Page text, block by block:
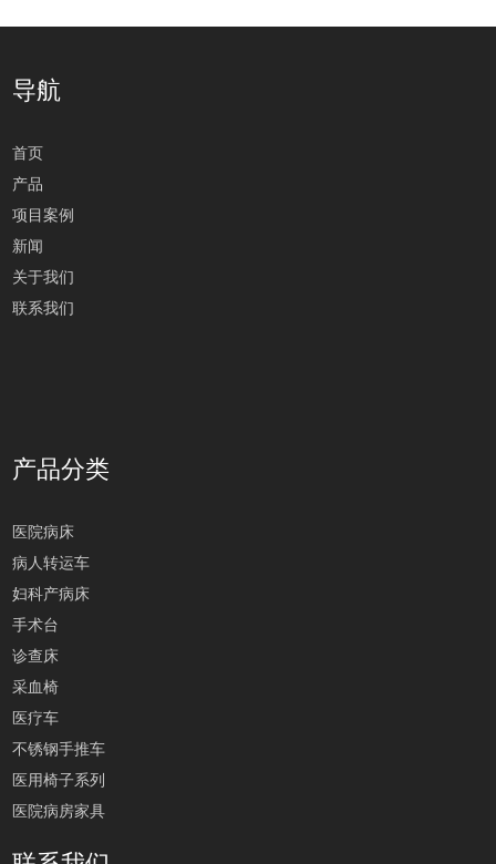
导航
首页
产品
项目案例
新闻
关于我们
联系我们
产品分类
医院病床
病人转运车
妇科产病床
手术台
诊查床
采血椅
医疗车
不锈钢手推车
医用椅子系列
医院病房家具